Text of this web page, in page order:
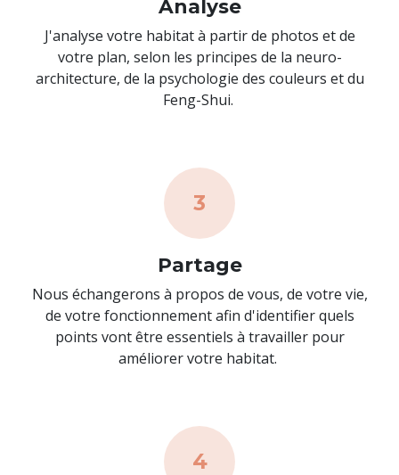
Analyse
J'analyse votre habitat à partir de photos et de
votre plan, selon les principes de la neuro-
architecture, de la psychologie des couleurs et du
Feng-Shui.
3
Partage
Nous échangerons à propos de vous, de votre vie,
de votre fonctionnement afin d'identifier quels
points vont être essentiels à travailler pour
améliorer votre habitat.
4